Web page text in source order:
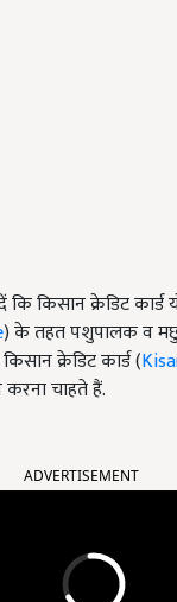
किसान क्रेडिट कार्ड
) के तहत पशुपालक व
क्रेडिट कार्ड (
चाहते हैं.
ADVERTISEMENT